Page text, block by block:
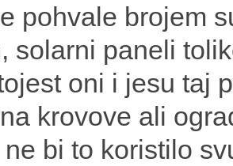
pohvale brojem
solarni paneli
oni i jesu taj
krovove ali
bi to koristilo